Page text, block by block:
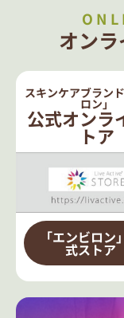
オン
スキンケアブラン
ロン」
公式オンラ
トア
「エンビロン
式ストア